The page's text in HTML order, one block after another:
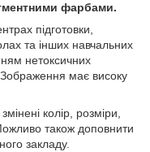
фарбами.
підготовки,
та інших навчальних
нетоксичних
Зображення має високу
колір, розміри,
також доповнити
закладу.